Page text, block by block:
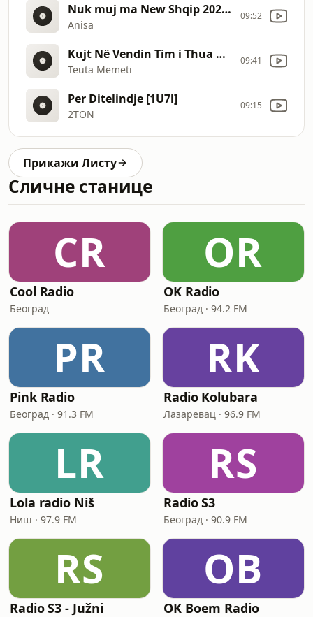
Nuk muj ma New Shqip 2026 [1U7o]
Anisa
09:52
Kujt Në Vendin Tim i Thua Xhan Cover Bertan Asllani [1U7h]
Teuta Memeti
09:41
Per Ditelindje [1U7l]
2TON
09:15
Прикажи Листу
Сличне станице
CR
Cool Radio
Београд
OR
OK Radio
Београд · 94.2 FM
PR
Pink Radio
Београд · 91.3 FM
RK
Radio Kolubara
Лазаревац · 96.9 FM
LR
Lola radio Niš
Ниш · 97.9 FM
RS
Radio S3
Београд · 90.9 FM
RS
Radio S3 - Južni
OB
OK Boem Radio